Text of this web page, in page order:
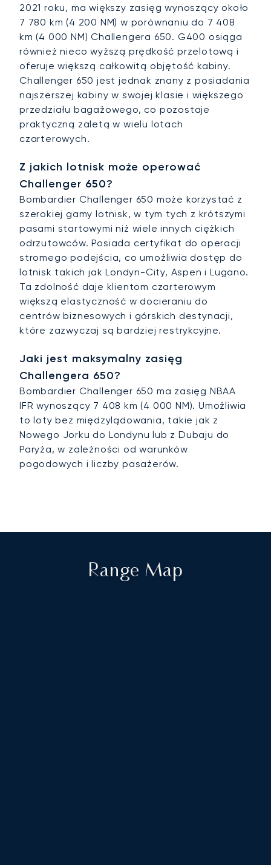
2021 roku, ma większy zasięg wynoszący około
7 780 km (4 200 NM) w porównaniu do 7 408
km (4 000 NM) Challengera 650. G400 osiąga
również nieco wyższą prędkość przelotową i
oferuje większą całkowitą objętość kabiny.
Challenger 650 jest jednak znany z posiadania
najszerszej kabiny w swojej klasie i większego
przedziału bagażowego, co pozostaje
praktyczną zaletą w wielu lotach
czarterowych.
Z jakich lotnisk może operować
Challenger 650?
Bombardier Challenger 650 może korzystać z
szerokiej gamy lotnisk, w tym tych z krótszymi
pasami startowymi niż wiele innych ciężkich
odrzutowców. Posiada certyfikat do operacji
stromego podejścia, co umożliwia dostęp do
lotnisk takich jak Londyn-City, Aspen i Lugano.
Ta zdolność daje klientom czarterowym
większą elastyczność w docieraniu do
centrów biznesowych i górskich destynacji,
które zazwyczaj są bardziej restrykcyjne.
Jaki jest maksymalny zasięg
Challengera 650?
Bombardier Challenger 650 ma zasięg NBAA
IFR wynoszący 7 408 km (4 000 NM). Umożliwia
to loty bez międzylądowania, takie jak z
Nowego Jorku do Londynu lub z Dubaju do
Paryża, w zależności od warunków
pogodowych i liczby pasażerów.
Range Map